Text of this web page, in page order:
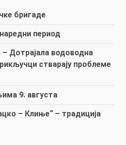
бригаде
период
– Дотрајала водоводна
стварају проблеме
9. августа
– Клиње“ – традиција